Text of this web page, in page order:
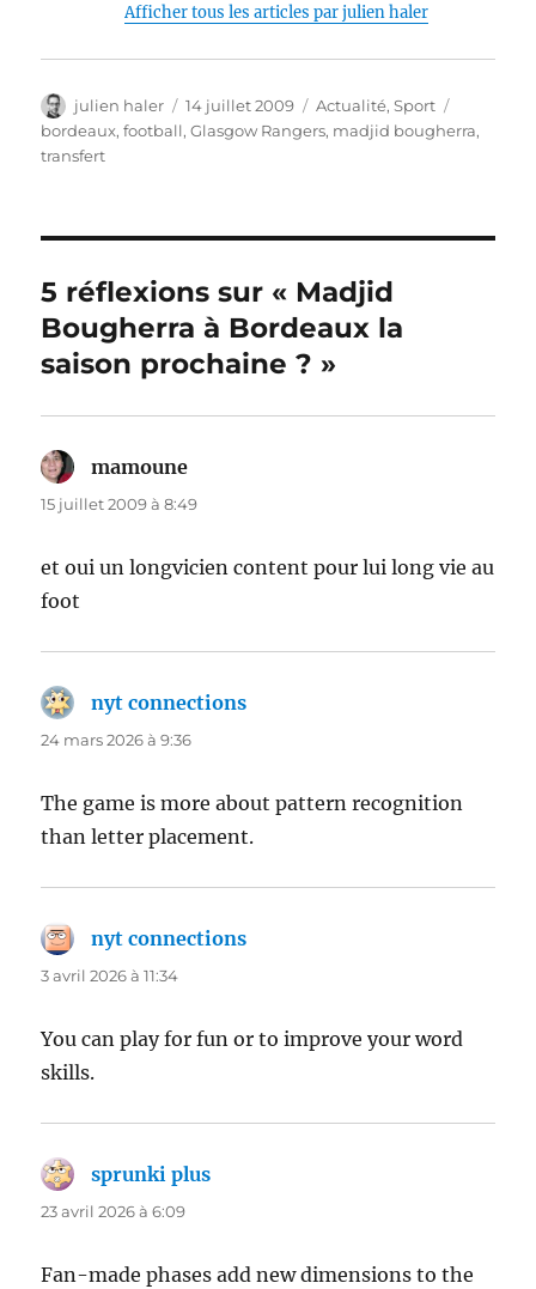
Afficher tous les articles par julien haler
Auteur
julien haler
Publié
le
14 juillet 2009 Catégories
Actualité,Sport
bordeaux,football,Glasgow Rangers, madjid bougherra,
transfert
5 réflexions sur « Madjid
Bougherra à Bordeaux la
saison prochaine ? »
mamoune
15 juillet 2009 à 8:49
et oui un longvicien content pour lui long vie au
foot
nyt connections
24 mars 2026 à 9:36
The game is more about pattern recognition
than letter placement.
nyt connections
3 avril 2026 à 11:34
You can play for fun or to improve your word
skills.
sprunki plus
23 avril 2026 à 6:09
Fan-made phases add new dimensions to the